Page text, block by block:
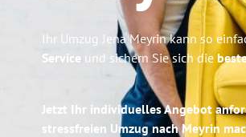
Ihr Umzug Jena Meyrin kann so
Service und sichern Sie sich die
Jetzt Ihr individuelles Angebot
stressfreien Umzug nach Meyrin